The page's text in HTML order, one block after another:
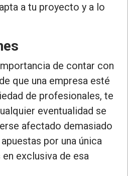
a tu proyecto y a lo
de contar con
que una empresa esté
de profesionales, te
eventualidad se
afectado demasiado
por una única
exclusiva de esa